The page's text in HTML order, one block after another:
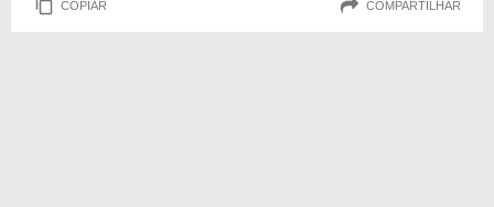
COPIAR COMPARTILHAR